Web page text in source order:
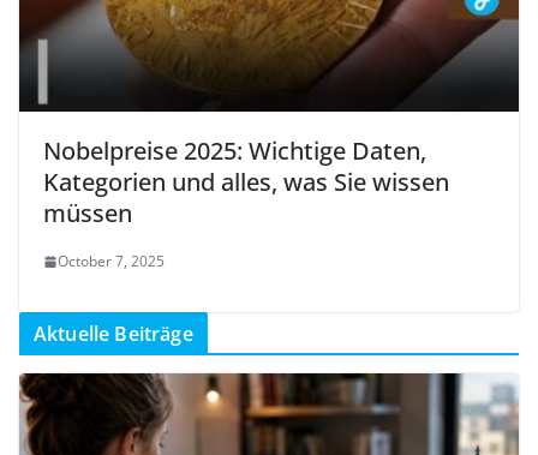
Nobelpreise 2025: Wichtige Daten,
Kategorien und alles, was Sie wissen
müssen
October 7, 2025
Aktuelle Beiträge